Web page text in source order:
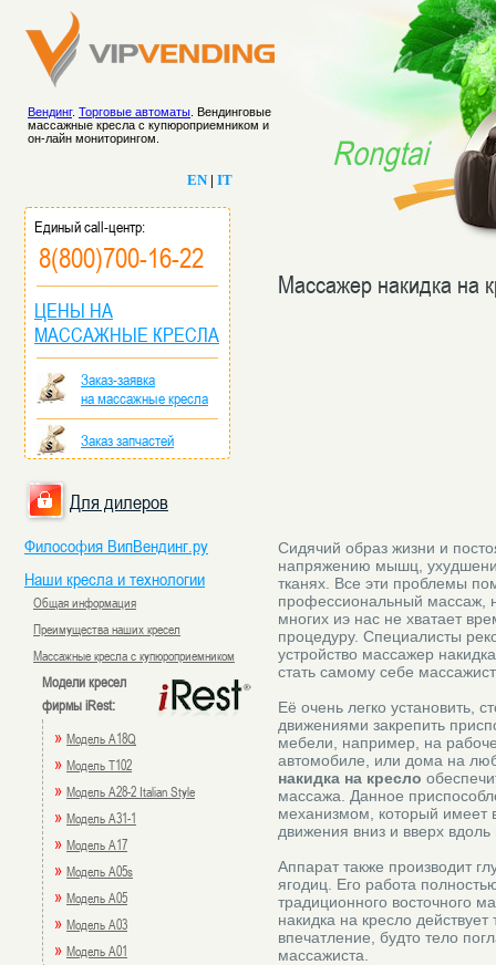
EN| IT
Вендинг. Торговые автоматы . Вендинговые
массажные кресла с купюроприемником и
он-лайн мониторингом.
Rongtai
Единый call-центр:
8(800)700-16-22
ЦЕНЫ НА
МАССАЖНЫЕ КРЕСЛА
Заказ-заявка
на массажные кресла
Заказ запчастей
Для дилеров
Философия ВипВендинг.ру
Наши кресла и технологии
Общая информация
Преимущества наших кресел
Массажные кресла с купюроприемником
Модели кресел
фирмы iRest:
» Модель A18Q
» Модель T102
» Модель A28-2 Italian Style
» Модель A31-1
» Модель A17
» Модель A05s
» Модель A05
» Модель A03
» Модель A01
Массажер накидка на
Сидячий образ жизни и
напряжению мышц,
тканях. Все эти проблемы
профессиональный массаж,
многих иэ нас не хватает
процедуру. Специалисты
устройство массажер
стать самому себе
Её очень легко установить,
движениями закрепить
мебели, например, на
автомобиле, или дома на
накидка на кресло
массажа. Данное
механизмом, который имеет
движения вниз и вверх вдоль
Аппарат также производит
ягодиц. Его работа
традиционного восточного
накидка на кресло
впечатление, будто тело
массажиста.